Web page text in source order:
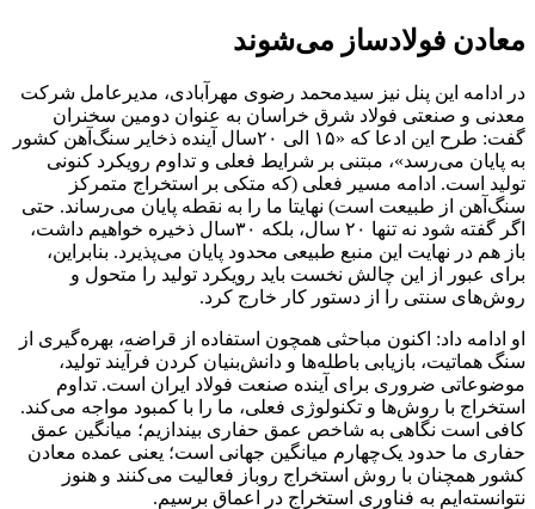
معادن فولادساز می‌شوند
در ادامه این پنل نیز سیدمحمد رضوی مهرآبادی، مدیرعامل شرکت
معدنی و صنعتی فولاد شرق خراسان به عنوان دومین سخنران
گفت: طرح این ادعا که «۱۵ الی ۲۰سال آینده ذخایر سنگ‌آهن کشور
به پایان می‌رسد»، مبتنی بر شرایط فعلی و تداوم رویکرد کنونی
تولید است. ادامه مسیر فعلی (که متکی بر استخراج متمرکز
سنگ‌آهن از طبیعت است) نهایتا ما را به نقطه پایان می‌رساند. حتی
اگر گفته شود نه تنها ۲۰ سال، بلکه ۳۰سال ذخیره خواهیم داشت،
باز هم در نهایت این منبع طبیعی محدود پایان می‌پذیرد. بنابراین،
برای عبور از این چالش نخست باید رویکرد تولید را متحول و
روش‌های سنتی را از دستور کار خارج کرد.
او ادامه داد: اکنون مباحثی همچون استفاده از قراضه، بهره‌گیری از
سنگ هماتیت، بازیابی باطله‌ها و دانش‌بنیان‌ کردن فرآیند تولید،
موضوعاتی ضروری برای آینده صنعت فولاد ایران است. تداوم
استخراج با روش‌ها و تکنولوژی فعلی، ما را با کمبود مواجه می‌کند.
کافی است نگاهی به شاخص عمق حفاری بیندازیم؛ میانگین عمق
حفاری ما حدود یک‌چهارم میانگین جهانی است؛ یعنی عمده معادن
کشور همچنان با روش استخراج روباز فعالیت می‌کنند و هنوز
نتوانسته‌ایم به فناوری استخراج در اعماق برسیم.